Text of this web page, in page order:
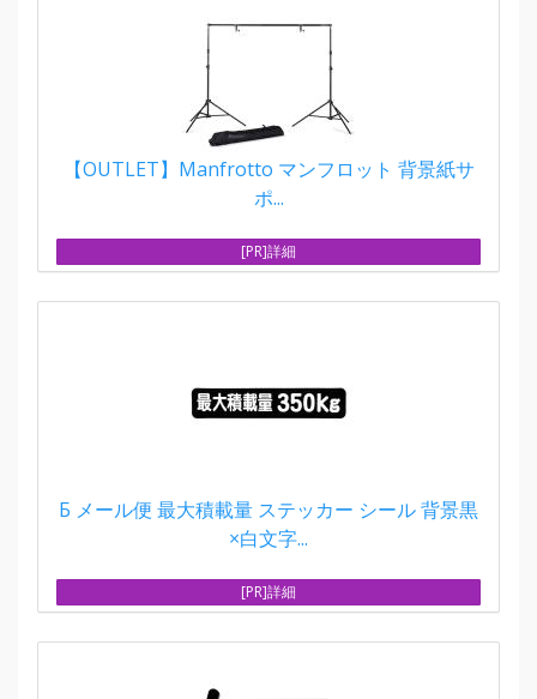
【OUTLET】Manfrotto マンフロット 背景紙サ
ポ...
[PR]詳細
Б メール便 最大積載量 ステッカー シール 背景黒
×白文字...
[PR]詳細